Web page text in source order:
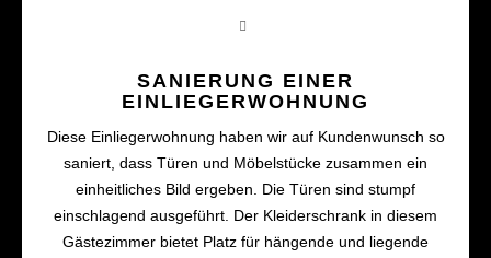
SANIERUNG EINER
EINLIEGERWOHNUNG
Diese Einliegerwohnung haben wir auf Kundenwunsch so
saniert, dass Türen und Möbelstücke zusammen ein
einheitliches Bild ergeben. Die Türen sind stumpf
einschlagend ausgeführt. Der Kleiderschrank in diesem
Gästezimmer bietet Platz für hängende und liegende